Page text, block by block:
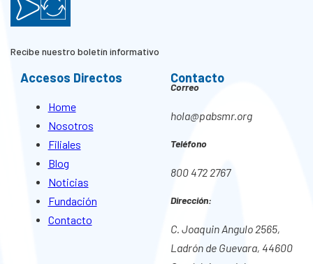
Recibe nuestro boletín informativo
Accesos Directos
Home
Nosotros
Filiales
Blog
Noticias
Fundación
Contacto
Contacto
Correo
hola@pabsmr.org
Teléfono
800 472 2767
Dirección:
C. Joaquin Angulo 2565,
Ladrón de Guevara, 44600